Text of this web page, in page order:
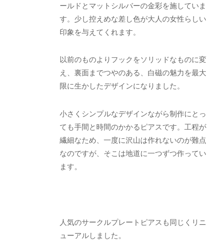
ールドとマットシルバーの金彩を施していま
す。少し控えめな差し色が大人の女性らしい
印象を与えてくれます。
以前のものよりフックをソリッドなものに変
え、裏面までつやのある、白磁の魅力を最大
限に生かしたデザインになりました。
小さくシンプルなデザインながら制作にとっ
ても手間と時間のかかるピアスです。工程が
繊細なため、一度に沢山は作れないのが難点
なのですが、そこは地道に一つずつ作ってい
ます。
人気のサークルプレートピアスも同じくリニ
ューアルしました。